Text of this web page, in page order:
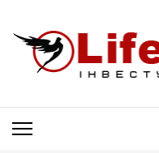
content
(Press